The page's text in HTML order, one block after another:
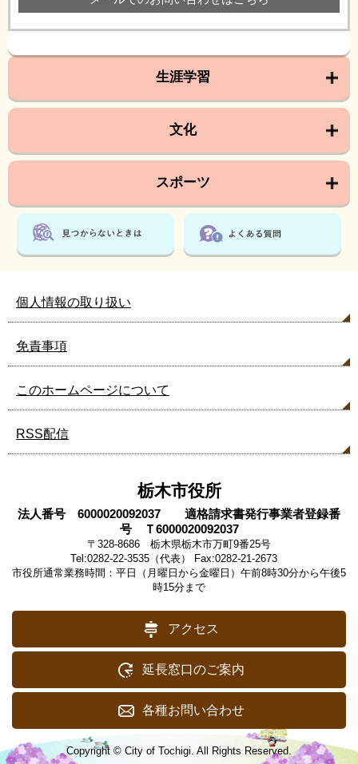
生涯学習
文化
スポーツ
個人情報の取り扱い
免責事項
このホームページについて
RSS配信
栃木市役所
法人番号 6000020092037 適格請求書発行事業者登録番
号 Ｔ6000020092037
〒328-8686 栃木県栃木市万町9番25号
Tel:0282-22-3535（代表） Fax:0282-21-2673
市役所通常業務時間：平日（月曜日から金曜日）午前8時30分から午後5
時15分まで
アクセス
延長窓口のご案内
各種お問い合わせ
Copyright © City of Tochigi. All Rights Reserved.